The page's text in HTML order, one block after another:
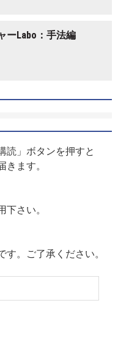
ーLabo：手法編
読」ボタンを押すと
ます。
さい。
す。ご了承ください。